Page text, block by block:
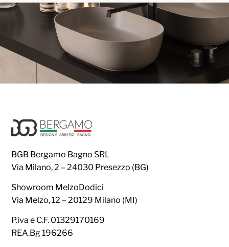
BGB Bergamo Bagno SRL
Via Milano, 2 – 24030 Presezzo (BG)
Showroom MelzoDodici
Via Melzo, 12 – 20129 Milano (MI)
P.iva e C.F. 01329170169
REA.Bg 196266